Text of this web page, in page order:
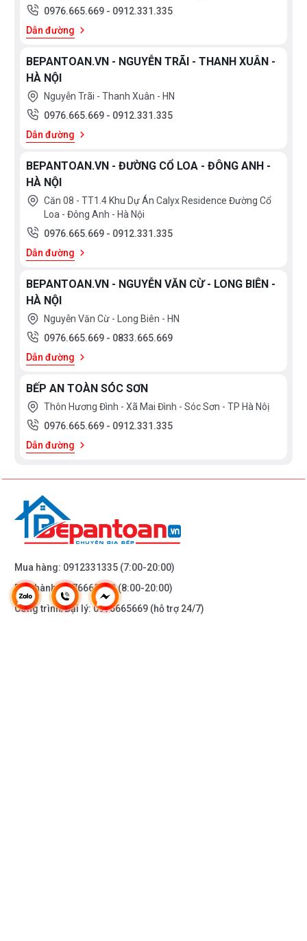
0976.665.669 - 0912.331.335
Dẫn đường
BEPANTOAN.VN - NGUYỄN TRÃI - THANH XUÂN -
HÀ NỘI
Nguyễn Trãi - Thanh Xuân - HN
0976.665.669 - 0912.331.335
Dẫn đường
BEPANTOAN.VN - ĐƯỜNG CỔ LOA - ĐÔNG ANH -
HÀ NỘI
Căn 08 - TT1.4 Khu Dự Án Calyx Residence Đường Cổ
Loa - Đông Anh - Hà Nội
0976.665.669 - 0912.331.335
Dẫn đường
BEPANTOAN.VN - NGUYỄN VĂN CỪ - LONG BIÊN -
HÀ NỘI
Nguyễn Văn Cừ - Long Biên - HN
0976.665.669 - 0833.665.669
Dẫn đường
BẾP AN TOÀN SÓC SƠN
Thôn Hương Đình - Xã Mai Đình - Sóc Sơn - TP Hà Nôị
0976.665.669 - 0912.331.335
Dẫn đường
Mua hàng: 0912331335 (7:00-20:00)
Bảo hành:0976665669(8:00-20:00)
Công trình/Đại lý:0976665669 (hỗ trợ 24/7)